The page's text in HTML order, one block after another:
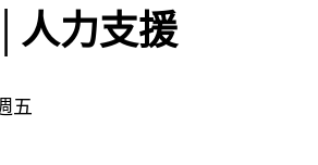
人力支援
五